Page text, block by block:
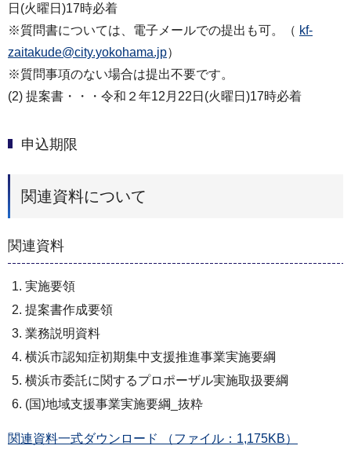
⽇(火曜日)17時必着
※質問書については、電⼦メールでの提出も可。（ kf-
zaitakude@city.yokohama.jp）
※質問事項のない場合は提出不要です。
(2) 提案書・・・令和２年12⽉22⽇(火曜日)17時必着
申込期限
関連資料について
関連資料
実施要領
提案書作成要領
業務説明資料
横浜市認知症初期集中支援推進事業実施要綱
横浜市委託に関するプロポーザル実施取扱要綱
(国)地域支援事業実施要綱_抜粋
関連資料一式ダウンロード （ファイル：1,175KB）